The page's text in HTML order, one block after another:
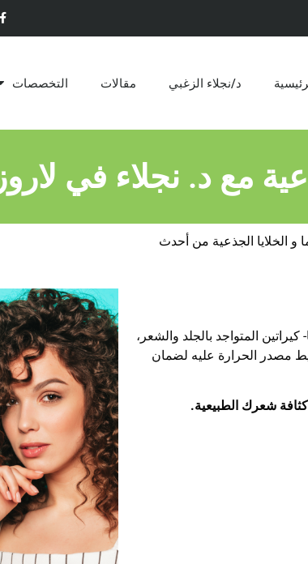
د/نجلاء الزغبي مقالات​ التخصصات
مع د. نجلاء في لاروز
و الخلايا الجذعية من أحدث
المتواجد بالجلد والشعر،
مصدر الحرارة عليه لضمان
شعرك الطبيعية.